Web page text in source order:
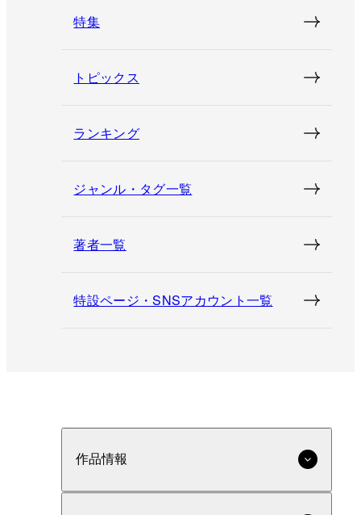
特集
トピックス
ランキング
ジャンル・タグ一覧
著者一覧
特設ページ・SNSアカウント一覧
作品情報